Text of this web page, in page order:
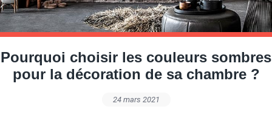
Petite Surface
Piscine Question De Style
Renovation
Revue De Week End
Tiny House
Pourquoi choisir les couleurs sombres
pour la décoration de sa chambre ?
24 mars 2021